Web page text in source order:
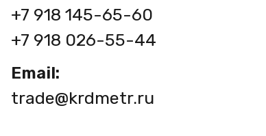
+7 918 145-65-60
+7 918 026-55-44
Email:
trade@krdmetr.ru